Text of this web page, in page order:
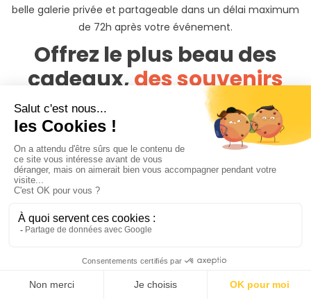
belle galerie privée et partageable dans un délai maximum
de 72h après votre événement.
Offrez le plus beau des
cadeaux,des souvenirs
Vous souhaitez offrir un shooting produits packshots à
Francheville(69) ?
Découvrez nos cartes cadeaux PhotoPresta du montant de
votre choix, valables sur tout le site PhotoPresta pendant 1
an. Le cadeau qui laisse la liberté au bénéficiaire de choisir
Vous pouvez aussi offrir un shooting produits packshots à
offrir et nous nous occupons du reste. Le bénéficiaire
n'aura qu'un code à rentrer pour activer son cadeau.